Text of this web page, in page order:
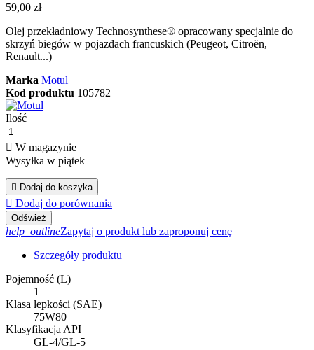
59,00 zł
Olej przekładniowy Technosynthese® opracowany specjalnie do
skrzyń biegów w pojazdach francuskich (Peugeot, Citroën,
Renault...)
Marka Motul
Kod produktu 105782
Ilość
 W magazynie
Wysyłka w piątek
 Dodaj do koszyka
 Dodaj do porównania
help_outlineZapytaj o produkt lub zaproponuj cenę
Szczegóły produktu
Pojemność (L)
1
Klasa lepkości (SAE)
75W80
Klasyfikacja API
GL-4/GL-5